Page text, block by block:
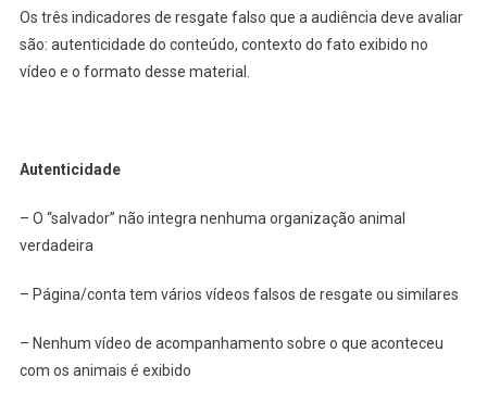
Os três indicadores de resgate falso que a audiência deve avaliar
são: autenticidade do conteúdo, contexto do fato exibido no
vídeo e o formato desse material.
Autenticidade
– O “salvador” não integra nenhuma organização animal
verdadeira
– Página/conta tem vários vídeos falsos de resgate ou similares
– Nenhum vídeo de acompanhamento sobre o que aconteceu
com os animais é exibido